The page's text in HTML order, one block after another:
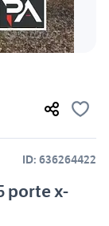
ID: 636264422
porte x-